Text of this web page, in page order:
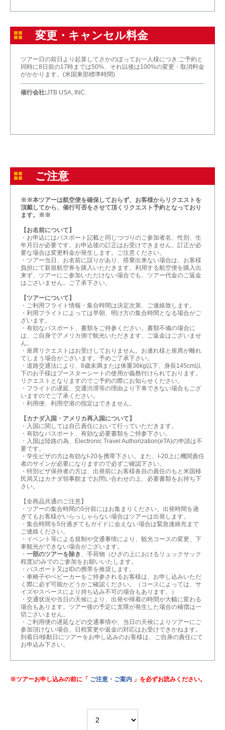
変更・キャンセル料金
ツアー日の前日より起算してさかのぼってお一人様につき:ご予約と
同時に8日前の17時までは50%、それ以後は100%の変更・取消料金
がかかります。(米国東部標準時間)
催行会社:JTB USA, INC.
ご注意
※※本ツアーは航空便を確保しておらず、お客様からリクエストを
頂戴してから、催行可否をさせて頂くリクエスト予約となっており
ます。※※
【お名前について】
・お申込にはパスポート記載と同じつづりのご参加者名、性別、生
年月日が必要です。お申込後の訂正はお受けできません。訂正が必
要な場合は変更料金が発生します。ご注意ください。
・ツアー当日、お名前に誤りがあり、搭乗出来ない場合は、お客様
負担にて新規航空券を購入いただきます。利用する航空便を購入出
来ず、ツアーにご参加いただけない場合でも、ツアー代金のご返金
はございません。ご了承下さい。
【ツアーについて】
・ご利用フライト情報・集合時間は決定次第、ご連絡致します。
・利用フライトによっては早朝、明け方の集合時間となる場合がご
ざいます。
・有効なパスポート、書類をご持参ください。書類不備の場合に
は、ご自身でアメリカ側で観光いただきます、ご返金はございませ
ん。
・座席リクエストはお受けしておりません。お連れ様と座席が離れ
てしまう場合がございます。予めご了承下さい。
・道路交通法により、8歳未満または体重36kg以下、身長145cm以
下のお子様はブースターシートの使用が義務付けられております。
リクエストとなりますのでご予約の際にお知らせください。
・フライトの遅延、交通渋滞等の理由より下車できない場合もござ
いますのでご了承ください。
・利用便、利用空港の指定はできません。
【カナダ入国・アメリカ再入国について】
・入国に関しては自己責任において行っていただきます。
・有効なパスポート、有効な必要書類をご持参下さい。
・入国は陸路の為、Electronic Travel Authorization(eTA)の申請は不
要です。
・学生ビザの方は有効なI-20を携帯下さい。また、I-20上に機関責任
者のサインが必要になりますので必ずご確認下さい。
・特別ビザ保持者の方は、出発前にお客様各自の責任のもと米国移
民局又はカナダ領事館までお問い合わせの上、必要書類をお持ち下
さい。
【全商品共通のご注意】
・ツアーの集合時間の5分前にはお集まりください。出発時間を過
ぎてもお客様がいらっしゃらない場合はツアーは出発します。
・集合時間を5分過ぎてもガイドに会えない場合は緊急連絡先まで
ご連絡ください。
・イベント等による規制や交通事情により、観光コースの変更、下
車観光ができない場合がございます。
・ 一部のツアーを除き 、手荷物（ひざの上におけるリュックサック
程度)のみでのご参加をお願いいたします。
・パスポート又はIDの携帯を推奨します。
・車椅子やベビーカーをご持参されるお客様は、お申し込みいただ
く際に必ず可能かどうかご確認ください。（コースによっては、サ
イズやスペースにより持ち込み不可の場合もあります。）
・交通状況や当日の天候により、出発や帰着の時間が大幅に変わる
場合もあります。ツアー後の予定に支障が発生した場合の補償は一
切ございません。
・ご利用便の遅延などの交通事情や、当日の天候によりツアーにご
参加頂けない場合、日程変更や返金の対応はお受けできかねます。
到着日/移動日にツアーをお申し込みのお客様は、ご自身の責任にて
お申込み下さい。
※ツアーお申し込みの前に「 ご注意・ご案内 」を必ずお読みください。